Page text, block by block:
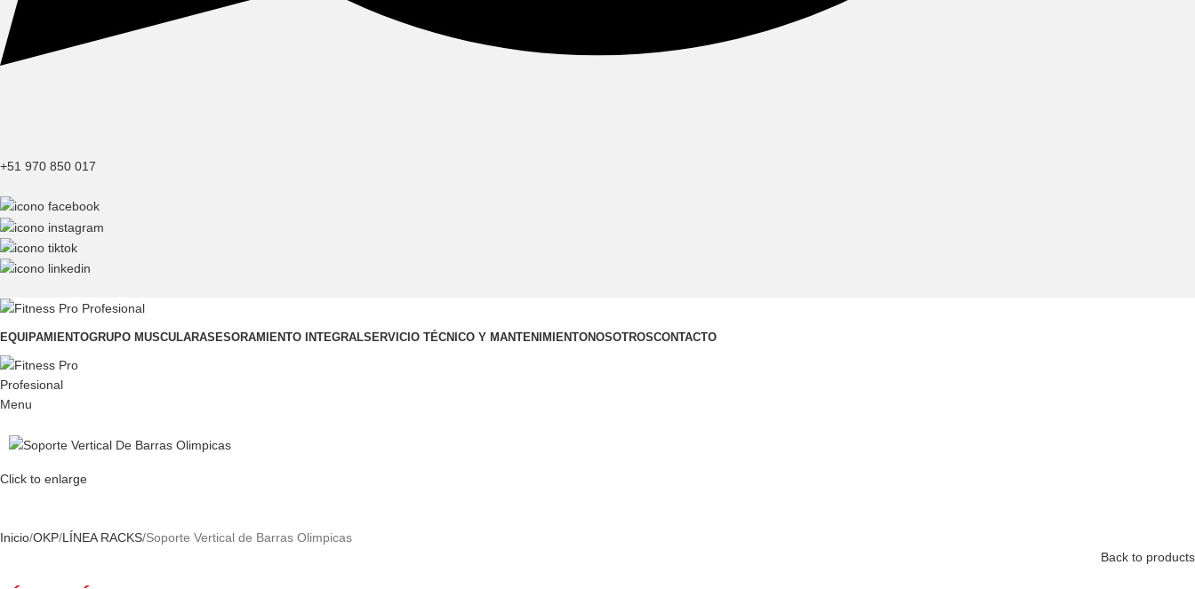
+51 970 850 017
EQUIPAMIENTOGRUPO MUSCULARASESORAMIENTO INTEGRALSERVICIO TÉCNICO Y MANTENIMIENTONOSOTROSCONTACTO
Menu
Click to enlarge
Inicio OKP LÍNEA RACKS Soporte Vertical de Barras Olimpicas
Back to products